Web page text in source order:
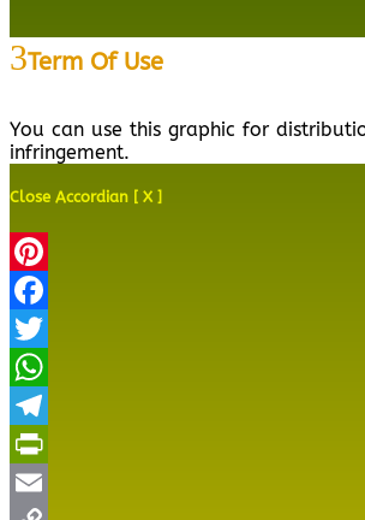
Term Of Use
You can use this graphic for
infringement.
Close Accordian [ X ]
Pinterest
Facebook
Twitter
WhatsApp
Telegram
PrintFriendly